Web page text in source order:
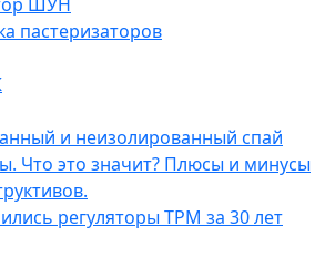
пастеризаторов
и неизолированный спай
Что это значит? Плюсы и минусы
регуляторы ТРМ за 30 лет